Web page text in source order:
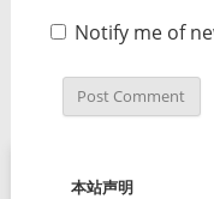
Notify me of
本站声明